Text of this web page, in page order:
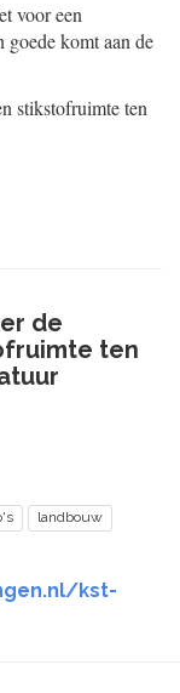
voor een
komt aan de
stikstofruimte ten
de
ten
landbouw
kst-